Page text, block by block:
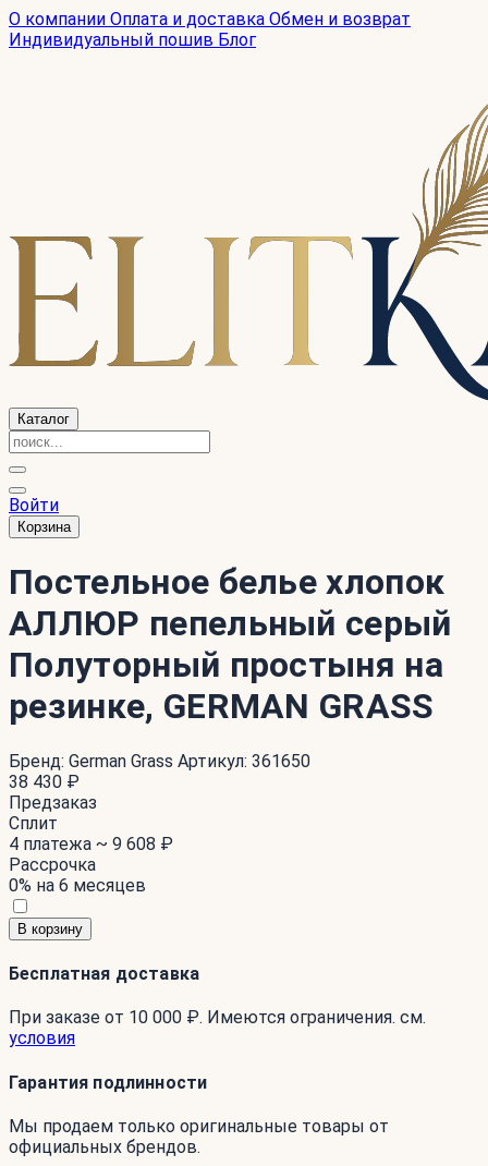
О компании Оплата и доставка Обмен и возврат
Индивидуальный пошив Блог
Каталог
Войти
Корзина
Постельное белье хлопок
АЛЛЮР пепельный серый
Полуторный простыня на
резинке, GERMAN GRASS
Бренд: German Grass Артикул: 361650
38 430 ₽
Предзаказ
Сплит
4 платежа ~ 9 608 ₽
Рассрочка
0% на 6 месяцев
В корзину
Бесплатная доставка
При заказе от 10 000 ₽. Имеются ограничения. см.
условия
Гарантия подлинности
Мы продаем только оригинальные товары от
официальных брендов.